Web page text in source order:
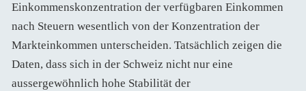
Einkommenskonzentration der verfügbaren Einkommen
nach Steuern wesentlich von der Konzentration der
Markteinkommen unterscheiden. Tatsächlich zeigen die
Daten, dass sich in der Schweiz nicht nur eine
aussergewöhnlich hohe Stabilität der